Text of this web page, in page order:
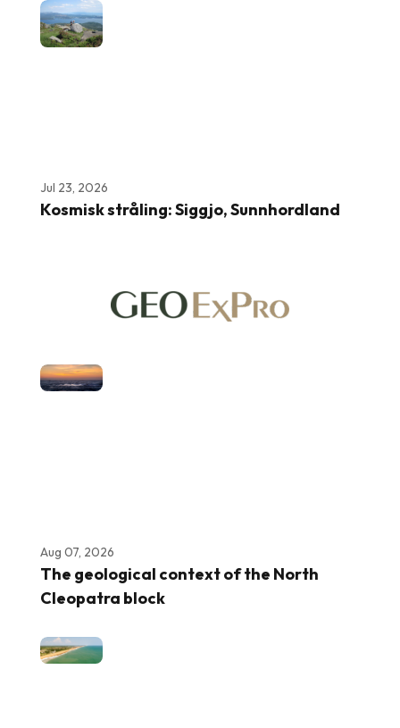
Jul 23, 2026
Kosmisk stråling: Siggjo, Sunnhordland
Aug 07, 2026
The geological context of the North
Cleopatra block